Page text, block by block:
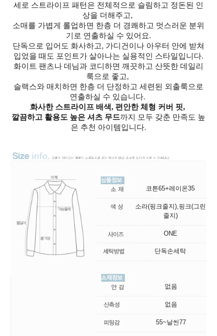
세로 스트라이프 패턴은 전체적으로 슬림하고 정돈된 인
상을 더해주고,
소매를 가볍게 롤업하면 한층 더 경쾌하고 멋스러운 분위
기로 연출하실 수 있어요.
단독으로 입어도 화사하고, 가디건이나 아우터 안에 받쳐
입었을 때도 포인트가 살아나는 실용적인 스타일입니다.
화이트 팬츠나 데님과 코디하면 깨끗하고 산뜻한 데일리
룩으로 좋고,
슬랙스와 매치하면 한층 더 단정하고 세련된 외출룩으로
연출하실 수 있습니다.
화사한 스트라이프 배색, 편안한 체형 커버 핏,
깔끔하고 활용도 높은 셔츠 무드까지 모두 갖춘 만족도 높
은 추천 아이템입니다.
코튼65+레이온35
소라(핑크줄지),핑크(그린
줄지)
ONE
단독손세탁
없음
없음
55~날씬77